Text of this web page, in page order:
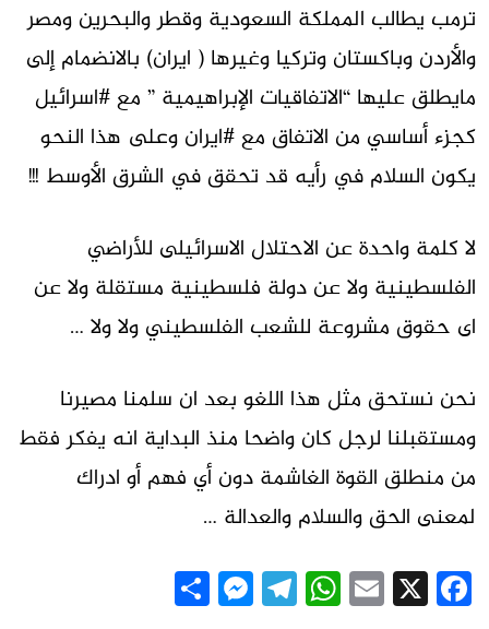
ترمب يطالب المملكة السعودية وقطر والبحرين ومصر
والأردن وباكستان وتركيا وغيرها ( ايران) بالانضمام إلى
مايطلق عليها “الاتفاقيات الإبراهيمية ” مع ‎#اسرائيل
كجزء أساسي من الاتفاق مع ‎#ايران وعلى هذا النحو
يكون السلام في رأيه قد تحقق في الشرق الأوسط !!!
لا كلمة واحدة عن الاحتلال الاسرائيلى للأراضي
الفلسطينية ولا عن دولة فلسطينية مستقلة ولا عن
اى حقوق مشروعة للشعب الفلسطيني ولا ولا …
نحن نستحق مثل هذا اللغو بعد ان سلمنا مصيرنا
ومستقبلنا لرجل كان واضحا منذ البداية انه يفكر فقط
من منطلق القوة الغاشمة دون أي فهم أو ادراك
لمعنى الحق والسلام والعدالة …
Facebook
X
Email
WhatsApp
Telegram
Messenger